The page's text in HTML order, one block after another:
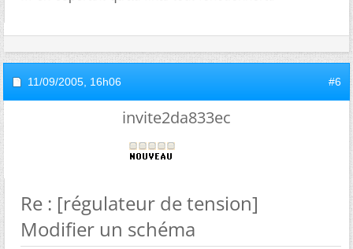
11/09/2005, 16h06 #6
invite2da833ec
Re : [régulateur de tension]
Modifier un schéma